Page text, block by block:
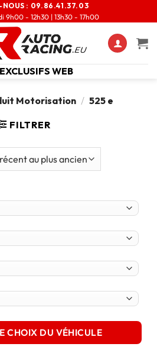
: 09.86.41.37.03
9h00 - 12h30 | 13h30 - 17h00
WEB
Motorisation / 525 e
FILTRER
CHOIX DU VÉHICULE